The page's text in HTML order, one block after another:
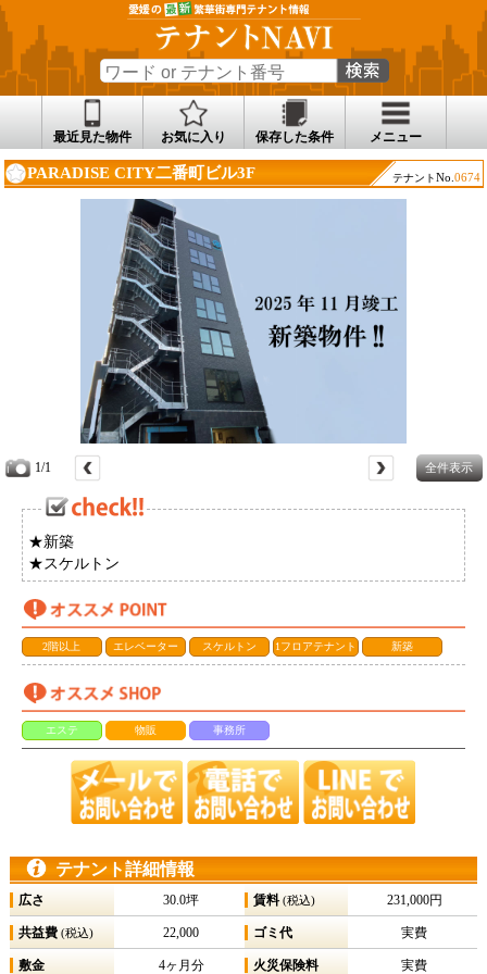
最近見た物件 お気に入り 保存した条件 メニュー
テナントNo. 0674
PARADISE CITY二番町ビル3F
1/1 全件表示
★新築
★スケルトン
2階以上 エレベーター スケルトン 1フロアテナント 新築
エステ 物販 事務所
テナント詳細情報
広さ 30.0坪 賃料 (税込) 231,000円
共益費 (税込) 22,000 ゴミ代 実費
敷金 4ヶ月分 火災保険料 実費